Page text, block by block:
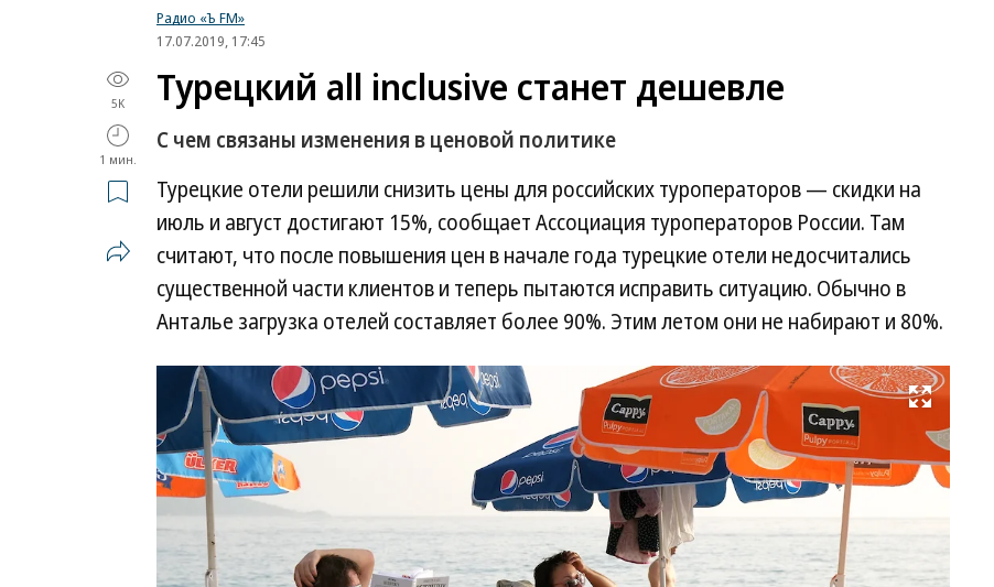
Радио «Ъ FM»
17.07.2019, 17:45
5K
1 мин.
Турецкий all inclusive станет дешевле
С чем связаны изменения в ценовой политике
Турецкие отели решили снизить цены для российских туроператоров — скидки на
июль и август достигают 15%, сообщает Ассоциация туроператоров России. Там
считают, что после повышения цен в начале года турецкие отели недосчитались
существенной части клиентов и теперь пытаются исправить ситуацию. Обычно в
Анталье загрузка отелей составляет более 90%. Этим летом они не набирают и 80%.
Развернуть на весь экран